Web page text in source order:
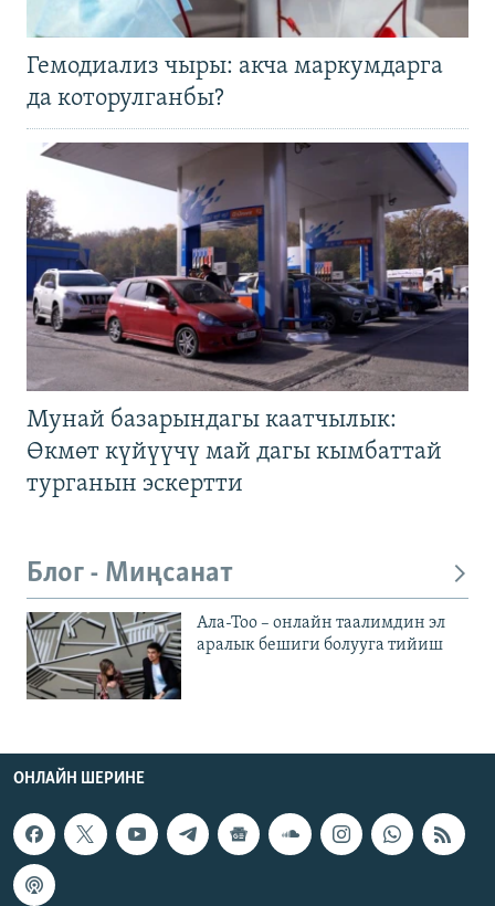
Гемодиализ чыры: акча маркумдарга
да которулганбы?
Мунай базарындагы каатчылык:
Өкмөт күйүүчү май дагы кымбаттай
турганын эскертти
Блог - Миңсанат
Ала-Тоо – онлайн таалимдин эл
аралык бешиги болууга тийиш
ОНЛАЙН ШЕРИНЕ